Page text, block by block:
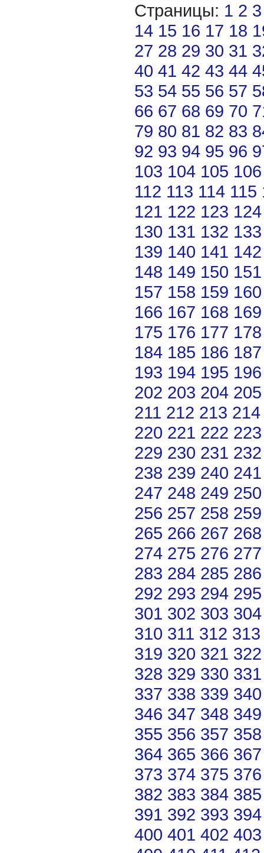
Страницы: 1 2 3
14 15 16 17 18
27 28 29 30 31
40 41 42 43 44
53 54 55 56 57
66 67 68 69 70
79 80 81 82 83
92 93 94 95 96
103 104 105 106
112 113 114 115
121 122 123 124
130 131 132 133
139 140 141 142
148 149 150 151
157 158 159 160
166 167 168 169
175 176 177 178
184 185 186 187
193 194 195 196
202 203 204 205
211 212 213 214
220 221 222 223
229 230 231 232
238 239 240 241
247 248 249 250
256 257 258 259
265 266 267 268
274 275 276 277
283 284 285 286
292 293 294 295
301 302 303 304
310 311 312 313
319 320 321 322
328 329 330 331
337 338 339 340
346 347 348 349
355 356 357 358
364 365 366 367
373 374 375 376
382 383 384 385
391 392 393 394
400 401 402 403